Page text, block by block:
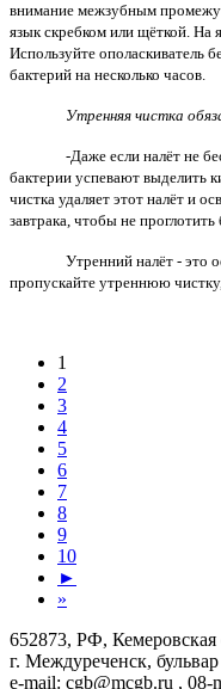
внимание межзубным
язык скребком или щёткой. На
Используйте ополаскиватель
бактерий на несколько часов.
Утренняя чистка
-Даже если налёт не
бактерии успевают выделить
чистка удаляет этот налёт и
завтрака, чтобы не
Утренний налёт - это
пропускайте утреннюю
1
2
3
4
5
6
7
8
9
10
►
»
652873, РФ, Кемеровская
г. Междуреченск,
e-mail: cgb@mcgb.ru , 08-